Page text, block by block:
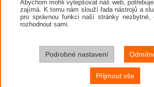
26.6.2026
ESET: S příchodem
zaplavují Česko
Chase Home App či
Race Launcher.
útočníků bylo v tomto
Polsko, následováno
Slovenskem...
24.6.2026
Abychom mohli vylepšovat náš web,
zajímá. K tomu nám slouží řada nástrojů a
pro správnou funkci naší stránky nezbytné,
rozhodnout sami.
Podrobné nastavení
Přijmout vše